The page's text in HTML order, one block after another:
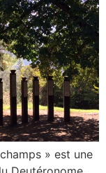
» est une